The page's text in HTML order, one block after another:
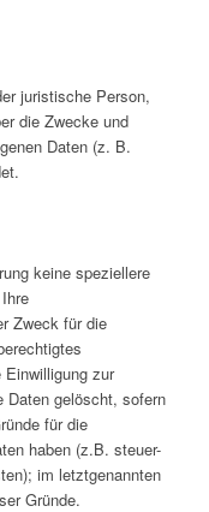
juristische Person,
die Zwecke und
Daten (z. B.
keine speziellere
Zweck für die
zur
Daten gelöscht, sofern
für die
haben (z.B. steuer-
im letztgenannten
Gründe.